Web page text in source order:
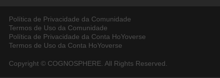
Política de Privacidade da Comunidade
Termos de Uso da Comunidade
Política de Privacidade da Conta HoYoverse
Termos de Uso da Conta HoYoverse
Copyright © COGNOSPHERE. All Rights Reserved.